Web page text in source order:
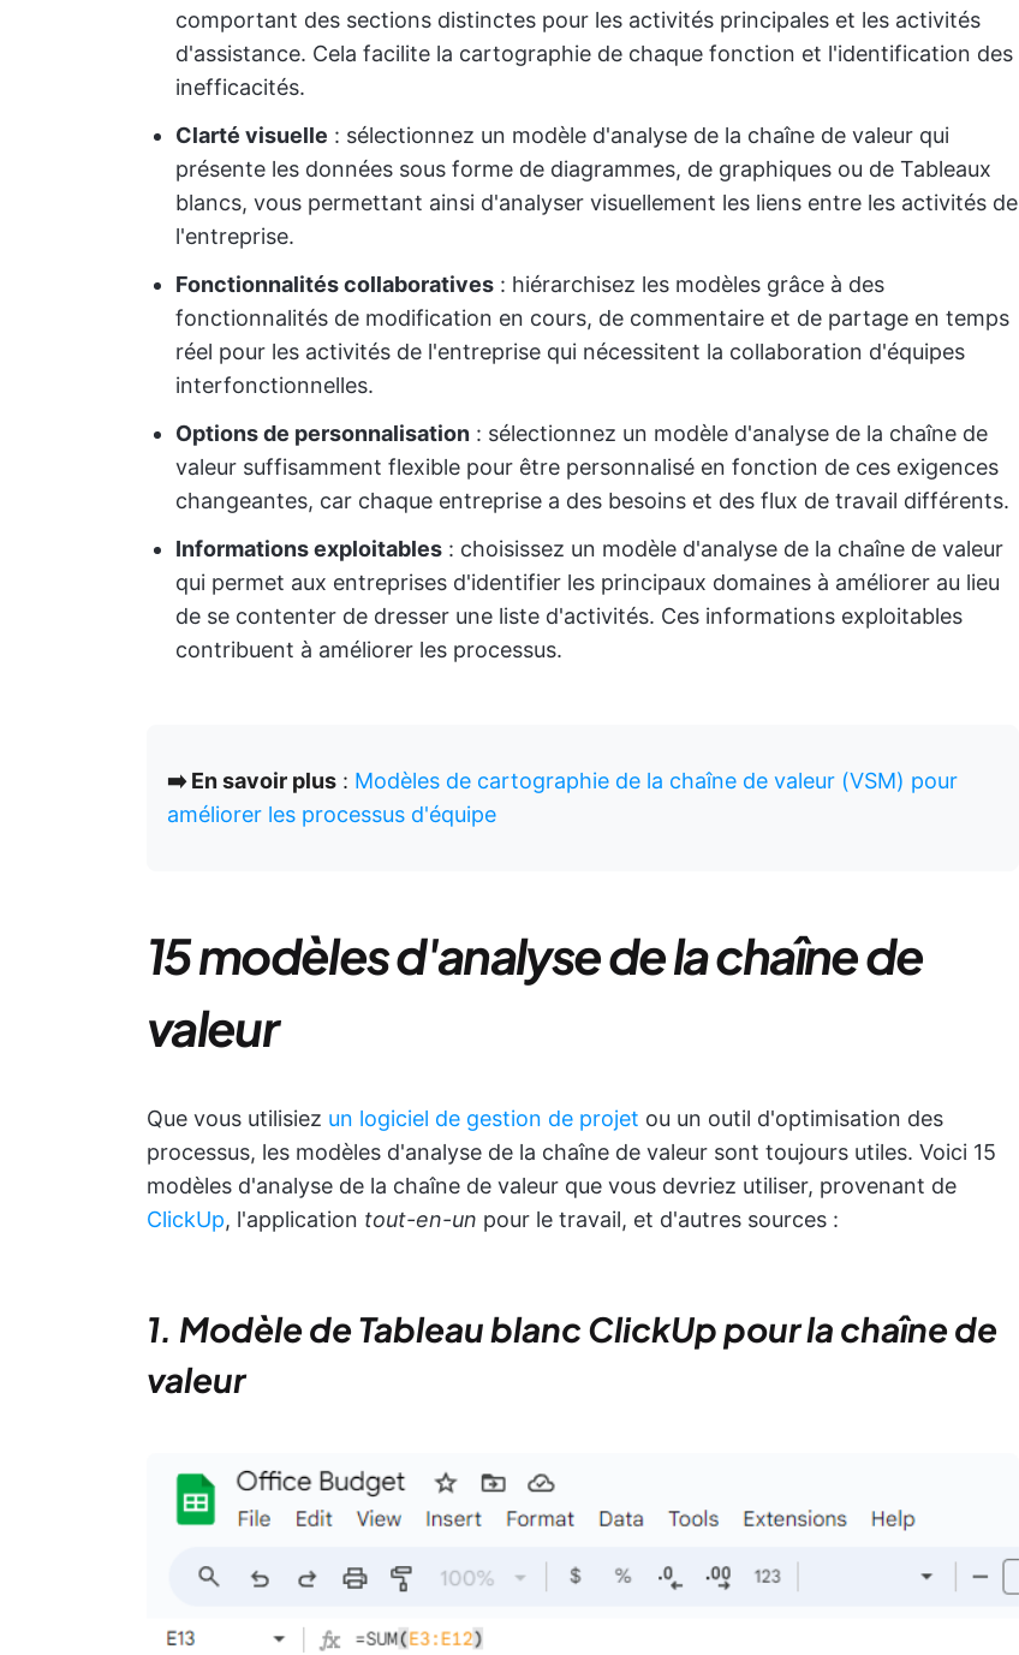
comportant des sections distinctes pour les activités principales et les activités
d'assistance. Cela facilite la cartographie de chaque fonction et l'identification des
inefficacités.
Clarté visuelle : sélectionnez un modèle d'analyse de la chaîne de valeur qui
présente les données sous forme de diagrammes, de graphiques ou de Tableaux
blancs, vous permettant ainsi d'analyser visuellement les liens entre les activités de
l'entreprise.
Fonctionnalités collaboratives : hiérarchisez les modèles grâce à des
fonctionnalités de modification en cours, de commentaire et de partage en temps
réel pour les activités de l'entreprise qui nécessitent la collaboration d'équipes
interfonctionnelles.
Options de personnalisation : sélectionnez un modèle d'analyse de la chaîne de
valeur suffisamment flexible pour être personnalisé en fonction de ces exigences
changeantes, car chaque entreprise a des besoins et des flux de travail différents.
Informations exploitables : choisissez un modèle d'analyse de la chaîne de valeur
qui permet aux entreprises d'identifier les principaux domaines à améliorer au lieu
de se contenter de dresser une liste d'activités. Ces informations exploitables
contribuent à améliorer les processus.
➡️ En savoir plus : Modèles de cartographie de la chaîne de valeur (VSM) pour
améliorer les processus d'équipe
15 modèles d'analyse de la chaîne de
valeur
Que vous utilisiez un logiciel de gestion de projet ou un outil d'optimisation des
processus, les modèles d'analyse de la chaîne de valeur sont toujours utiles. Voici 15
modèles d'analyse de la chaîne de valeur que vous devriez utiliser, provenant de
ClickUp, l'application tout-en-un pour le travail, et d'autres sources :
1. Modèle de Tableau blanc ClickUp pour la chaîne de
valeur